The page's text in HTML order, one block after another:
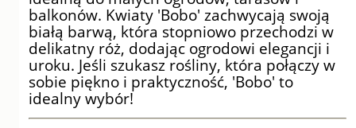
balkonów. Kwiaty 'Bobo' zachwycają swoją
białą barwą, która stopniowo przechodzi w
delikatny róż, dodając ogrodowi elegancji i
uroku. Jeśli szukasz rośliny, która połączy w
sobie piękno i praktyczność, 'Bobo' to
idealny wybór!